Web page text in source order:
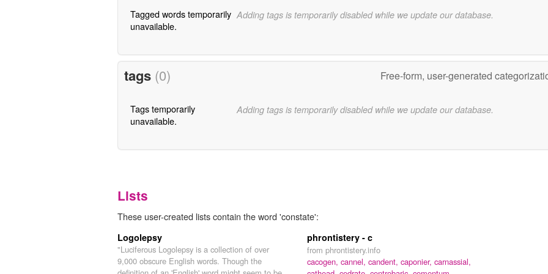
Tagged words temporarily
unavailable.
Adding tags is temporarily disabled while we update our database.
tags (0) Free-form, user-generated
Tags temporarily
unavailable.
Adding tags is temporarily disabled while we update our database.
Lists
These user-created lists contain the word 'constate':
Logolepsy
"Luciferous Logolepsy is a collection of over
9,000 obscure English words. Though the
phrontistery - c
from phrontistery.info
cacogen, cannel, candent, caponier, carnassial,